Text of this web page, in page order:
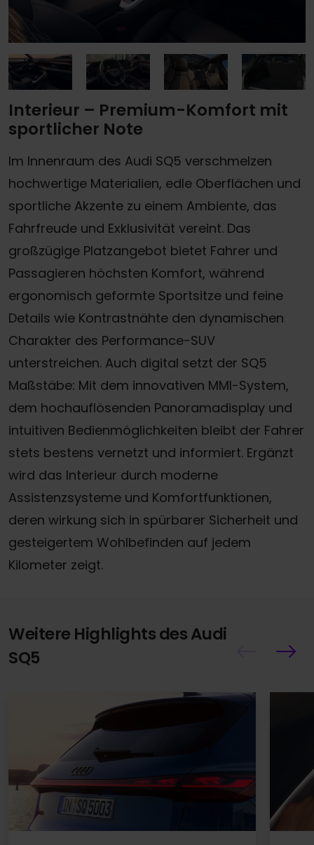
Interieur – Premium-Komfort mit
sportlicher Note
Im Innenraum des Audi SQ5 verschmelzen
hochwertige Materialien, edle Oberflächen und
sportliche Akzente zu einem Ambiente, das
Fahrfreude und Exklusivität vereint. Das
großzügige Platzangebot bietet Fahrer und
Passagieren höchsten Komfort, während
ergonomisch geformte Sportsitze und feine
Details wie Kontrastnähte den dynamischen
Charakter des Performance-SUV
unterstreichen. Auch digital setzt der SQ5
Maßstäbe: Mit dem innovativen MMI-System,
dem hochauflösenden Panoramadisplay und
intuitiven Bedienmöglichkeiten bleibt der Fahrer
stets bestens vernetzt und informiert. Ergänzt
wird das Interieur durch moderne
Assistenzsysteme und Komfortfunktionen,
deren wirkung sich in spürbarer Sicherheit und
gesteigertem Wohlbefinden auf jedem
Kilometer zeigt.
Weitere Highlights des Audi
SQ5